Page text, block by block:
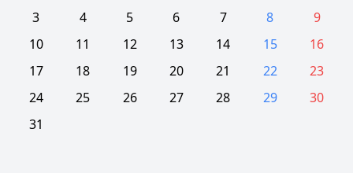
電熱ベスト用
iPhone/Android対応;
い 日本語取扱説明書付き 人気
2023年新モデル 剪定鋏;
3
4 5 6 7 8
9
10
11 12 13 14 15
16
17
18 19 20 21 22
23
24
25 26 27 28 29
30
31